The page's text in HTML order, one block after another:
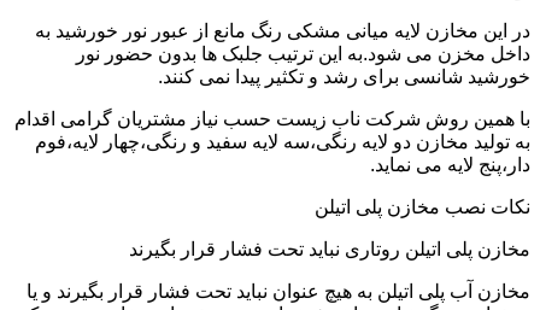
در این مخازن لایه میانی مشکی رنگ مانع از عبور نور خورشید به
داخل مخزن می شود.به این ترتیب جلبک ها بدون حضور نور
خورشید شانسی برای رشد و تکثیر پیدا نمی کنند.
با همین روش شرکت ناب زیست حسب نیاز مشتریان گرامی اقدام
به تولید مخازن دو لایه رنگی،سه لایه سفید و رنگی،چهار لایه،فوم
دار،پنج لایه می نماید.
نکات نصب مخازن پلی اتیلن
مخازن پلی اتیلن روتاری نباید تحت فشار قرار بگیرند
مخازن آب پلی اتیلن به هیچ عنوان نباید تحت فشار قرار بگیرند و یا